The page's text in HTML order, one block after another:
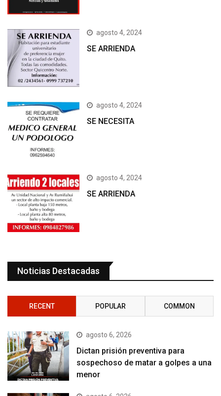
agosto 4, 2024
SE ARRIENDA
agosto 4, 2024
SE NECESITA
agosto 4, 2024
SE ARRIENDA
Noticias Destacadas
RECENT POPULAR COMMON
agosto 6, 2026
Dictan prisión preventiva para
sospechoso de matar a golpes a una
menor